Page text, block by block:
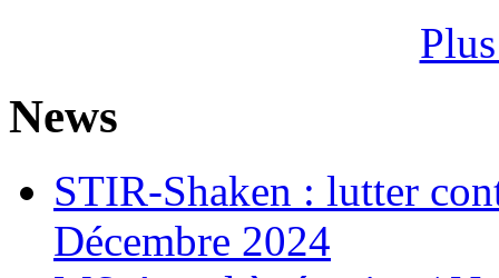
News
STIR-Shaken : lutter
Décembre 2024